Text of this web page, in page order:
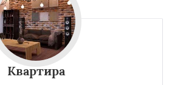
Квартира